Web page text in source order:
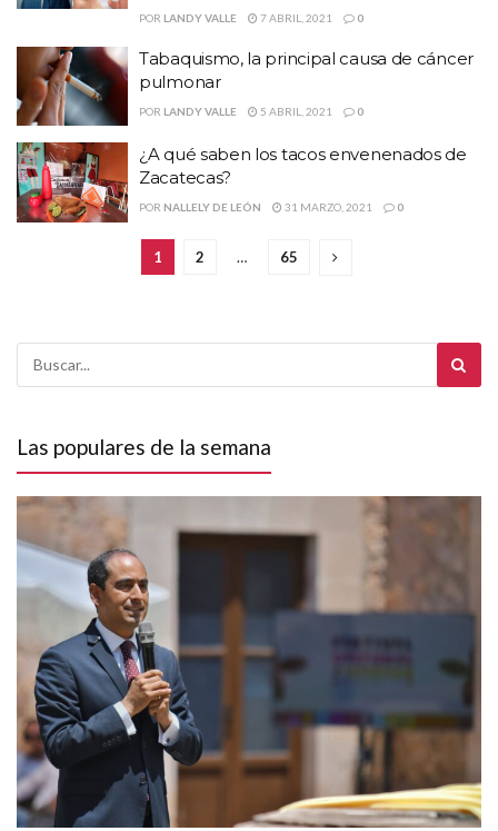
POR LANDY VALLE 7 ABRIL, 2021 0
Tabaquismo, la principal causa de cáncer
pulmonar
POR LANDY VALLE 5 ABRIL, 2021 0
¿A qué saben los tacos envenenados de
Zacatecas?
POR NALLELY DE LEÓN 31 MARZO, 2021 0
1 2 … 65
Las populares de la semana